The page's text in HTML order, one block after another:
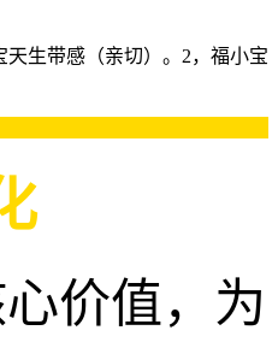
生带感（亲切）。2，福小宝
价值，为